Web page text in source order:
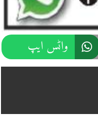
واٹس ایپ